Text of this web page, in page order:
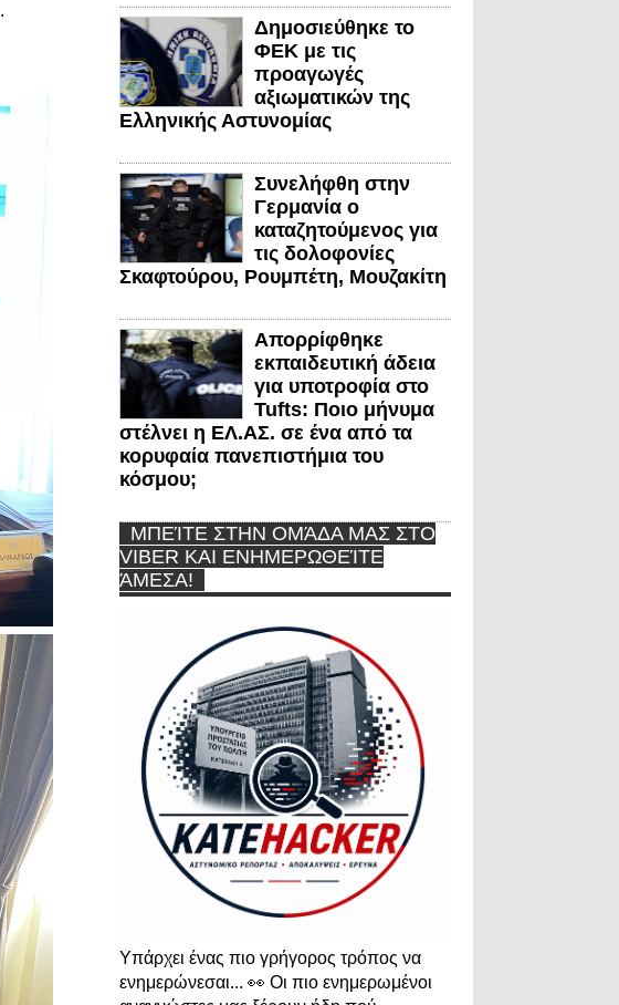
Δημοσιεύθηκε το
ΦΕΚ με τις
προαγωγές
αξιωματικών της
Ελληνικής Αστυνομίας
Συνελήφθη στην
Γερμανία ο
καταζητούμενος για
τις δολοφονίες
Σκαφτούρου, Ρουμπέτη, Μουζακίτη
Απορρίφθηκε
εκπαιδευτική άδεια
για υποτροφία στο
Tufts: Ποιο μήνυμα
στέλνει η ΕΛ.ΑΣ. σε ένα από τα
κορυφαία πανεπιστήμια του
κόσμου;
ΜΠΕΊΤΕ ΣΤΗΝ ΟΜΆΔΑ ΜΑΣ ΣΤΟ
VIBER ΚΑΙ ΕΝΗΜΕΡΩΘΕΊΤΕ
ΆΜΕΣΑ!
Υπάρχει ένας πιο γρήγορος τρόπος να
ενημερώνεσαι... 👀 Οι πιο ενημερωμένοι